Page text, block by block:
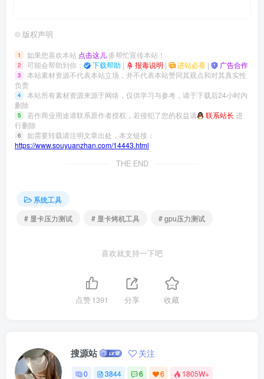
© 版权声明
1 如果您喜欢本站 点击这儿 多帮忙宣传本站！
2 可能会帮助到你： 下载帮助 | 报毒说明 | 进站必看 | 广告合作
3
本站素材资源不代表本站立场，并不代表本站赞同其观点和对其真实性
负责
4
本站所有素材资源来源于网络，仅供学习与参考，请于下载后24小时内
删除
5 若作商业用途请联系原作者授权，若侵犯了您的权益请 联系站长 进
行删除
6
如需要转载请注明文章出处，本文链接：
https://www.souyuanzhan.com/14443.html
THE END
系统工具
# 显卡压力测试
# 显卡烤机工具 # gpu压力测试
喜欢就支持一下吧
点赞1391 分享 收藏
搜源站 关注
0 3844 6 6 1805W+